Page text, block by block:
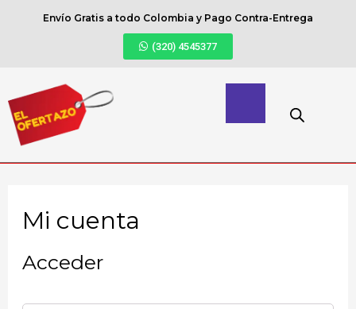
Envío Gratis a todo Colombia y Pago Contra-Entrega
(320) 4545377
Mi cuenta
Acceder